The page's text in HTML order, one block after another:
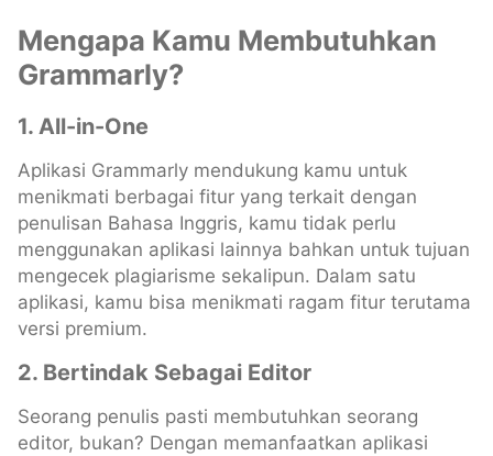
Mengapa Kamu Membutuhkan
Grammarly?
1. All-in-One
Aplikasi Grammarly mendukung kamu untuk
menikmati berbagai fitur yang terkait dengan
penulisan Bahasa Inggris, kamu tidak perlu
menggunakan aplikasi lainnya bahkan untuk tujuan
mengecek plagiarisme sekalipun. Dalam satu
aplikasi, kamu bisa menikmati ragam fitur terutama
versi premium.
2. Bertindak Sebagai Editor
Seorang penulis pasti membutuhkan seorang
editor, bukan? Dengan memanfaatkan aplikasi